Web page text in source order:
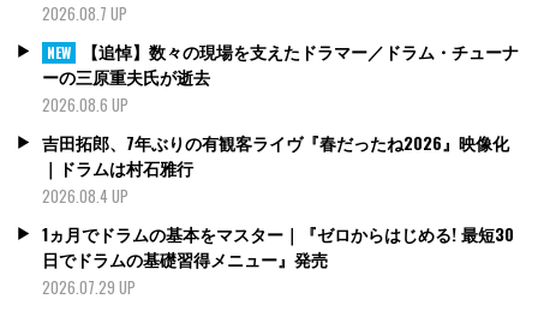
2026.08.7 UP
NEW
【追悼】数々の現場を支えたドラマー／ドラム・チューナ
ーの三原重夫氏が逝去
2026.08.6 UP
吉田拓郎、7年ぶりの有観客ライヴ『春だったね2026』映像化
｜ドラムは村石雅行
2026.08.4 UP
1ヵ月でドラムの基本をマスター｜『ゼロからはじめる! 最短30
日でドラムの基礎習得メニュー』発売
2026.07.29 UP